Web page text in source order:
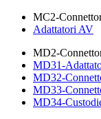
MC2-
Adattatori AV
MD2-
MD31-
MD32-
MD33-
MD34-